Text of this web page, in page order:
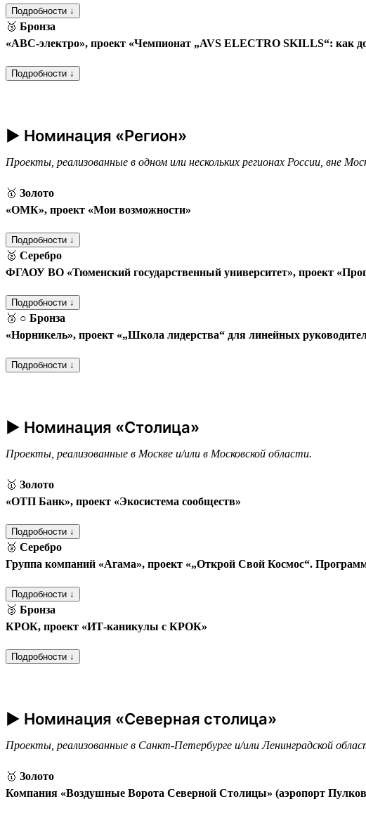
Подробности ↓
🥉 Бронза
«АВС-электро», проект «Чемпионат „AVS ELECTRO SKILLS“: как
Подробности ↓
► Номинация «Регион»
Проекты, реализованные в одном или нескольких регионах России, вне
🥇 Золото
«ОМК», проект «Мои возможности»
Подробности ↓
🥈 Серебро
ФГАОУ ВО «Тюменский государственный университет», проект
Подробности ↓
🥉 ○ Бронза
«Норникель», проект «„Школа лидерства“ для линейных
Подробности ↓
► Номинация «Столица»
Проекты, реализованные в Москве и/или в Московской области.
🥇 Золото
«ОТП Банк», проект «Экосистема сообществ»
Подробности ↓
🥈 Серебро
Группа компаний «Агама», проект «„Открой Свой Космос“.
Подробности ↓
🥉 Бронза
КРОК, проект «ИТ-каникулы с КРОК»
Подробности ↓
► Номинация «Северная столица»
Проекты, реализованные в Санкт-Петербурге и/или Ленинградской
🥇 Золото
Компания «Воздушные Ворота Северной Столицы» (аэропорт